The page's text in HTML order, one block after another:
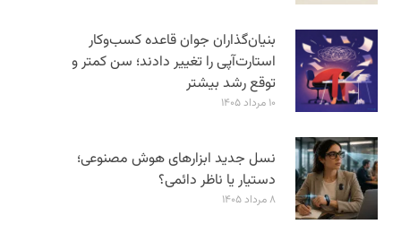
بنیان‌گذاران جوان قاعده کسب‌وکار
استارت‌آپی را تغییر دادند؛ سن‌ کمتر و
توقع رشد بیشتر
۱۰ مرداد ۱۴۰۵
نسل جدید ابزارهای هوش مصنوعی؛
دستیار یا ناظر دائمی؟
۸ مرداد ۱۴۰۵